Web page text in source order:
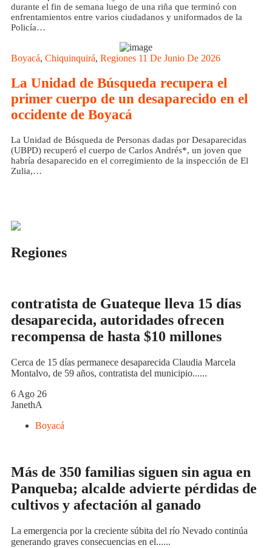
durante el fin de semana luego de una riña que terminó con
enfrentamientos entre varios ciudadanos y uniformados de la
Policía…
Boyacá, Chiquinquirá, Regiones 11 De Junio De 2026
La Unidad de Búsqueda recupera el
primer cuerpo de un desaparecido en el
occidente de Boyacá
La Unidad de Búsqueda de Personas dadas por Desaparecidas
(UBPD) recuperó el cuerpo de Carlos Andrés*, un joven que
habría desaparecido en el corregimiento de la inspección de El
Zulia,…
Regiones
contratista de Guateque lleva 15 días
desaparecida, autoridades ofrecen
recompensa de hasta $10 millones
Cerca de 15 días permanece desaparecida Claudia Marcela
Montalvo, de 59 años, contratista del municipio......
6 Ago 26
JanethA
Boyacá
Más de 350 familias siguen sin agua en
Panqueba; alcalde advierte pérdidas de
cultivos y afectación al ganado
La emergencia por la creciente súbita del río Nevado continúa
generando graves consecuencias en el......